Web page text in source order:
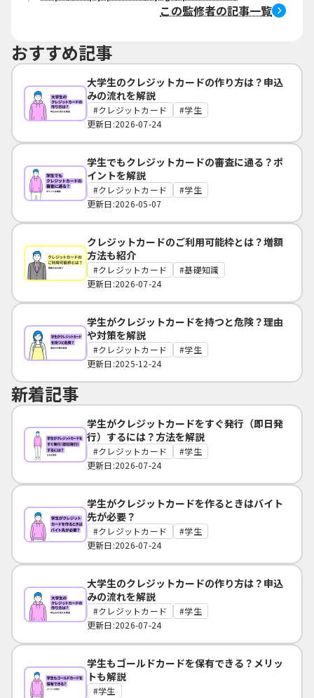
この監修者の記事一覧
おすすめ記事
大学生のクレジットカードの作り方は？申込
みの流れを解説
クレジットカード
学生
更新日:2026-07-24
学生でもクレジットカードの審査に通る？ポ
イントを解説
クレジットカード
学生
更新日:2026-05-07
クレジットカードのご利用可能枠とは？増額
方法も紹介
クレジットカード
基礎知識
更新日:2026-07-24
学生がクレジットカードを持つと危険？理由
や対策を解説
クレジットカード
学生
更新日:2025-12-24
新着記事
学生がクレジットカードをすぐ発行（即日発
行）するには？方法を解説
クレジットカード
学生
更新日:2026-07-24
学生がクレジットカードを作るときはバイト
先が必要？
クレジットカード
学生
更新日:2026-07-24
大学生のクレジットカードの作り方は？申込
みの流れを解説
クレジットカード
学生
更新日:2026-07-24
学生もゴールドカードを保有できる？メリッ
トも解説
学生